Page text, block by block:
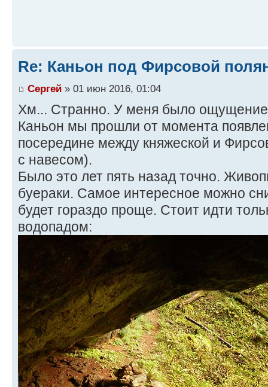
Re: Каньон под Фирсовой
Сергей » 01 июн 2016, 01:04
Хм... Странно. У меня было
Каньон мы прошли от момента
посередине между княжеской и
с навесом).
Было это лет пять назад точно.
буераки. Самое интересное можно
будет гораздо проще. Стоит идти
водопадом: